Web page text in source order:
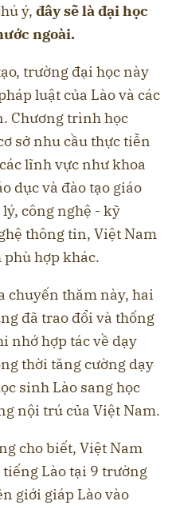
ý, đây sẽ là đại học
ngoài.
trường đại học này
luật của Lào và các
Chương trình học
sở nhu cầu thực tiễn
lĩnh vực như khoa
dục và đào tạo giáo
công nghệ - kỹ
thông tin, Việt Nam
phù hợp khác.
chuyến thăm này, hai
đã trao đổi và thống
nhớ hợp tác về dạy
thời tăng cường dạy
sinh Lào sang học
nội trú của Việt Nam.
cho biết, Việt Nam
Lào tại 9 trường
giới giáp Lào vào